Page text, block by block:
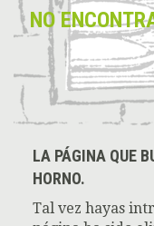
NO
LA PÁGINA QUE
HORNO.
Tal vez hayas